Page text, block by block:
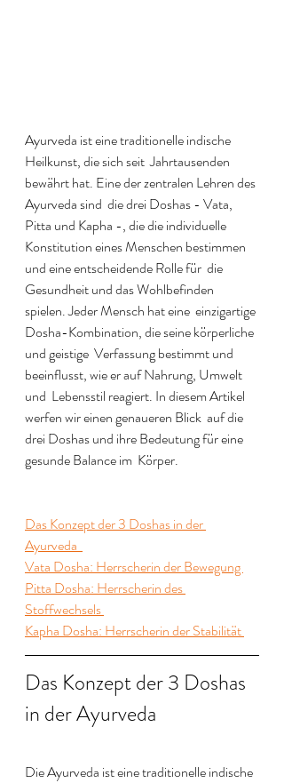
Ayurveda ist eine traditionelle indische
Heilkunst, die sich seit  Jahrtausenden
bewährt hat. Eine der zentralen Lehren des
Ayurveda sind  die drei Doshas - Vata,
Pitta und Kapha -, die die individuelle
Konstitution eines Menschen bestimmen
und eine entscheidende Rolle für  die
Gesundheit und das Wohlbefinden
spielen. Jeder Mensch hat eine  einzigartige
Dosha-Kombination, die seine körperliche
und geistige  Verfassung bestimmt und
beeinflusst, wie er auf Nahrung, Umwelt
und  Lebensstil reagiert. In diesem Artikel
werfen wir einen genaueren Blick  auf die
drei Doshas und ihre Bedeutung für eine
gesunde Balance im  Körper.
Das Konzept der 3 Doshas in der
Ayurveda
Vata Dosha: Herrscherin der Bewegung
Pitta Dosha: Herrscherin des
Stoffwechsels
Kapha Dosha: Herrscherin der Stabilität
Das Konzept der 3 Doshas
in der Ayurveda
Die Ayurveda ist eine traditionelle indische